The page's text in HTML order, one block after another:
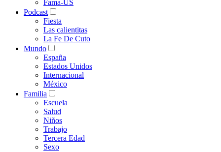
Fama-US
Podcast
Fiesta
Las calientitas
La Fe De Cuto
Mundo
España
Estados Unidos
Internacional
México
Familia
Escuela
Salud
Niños
Trabajo
Tercera Edad
Sexo